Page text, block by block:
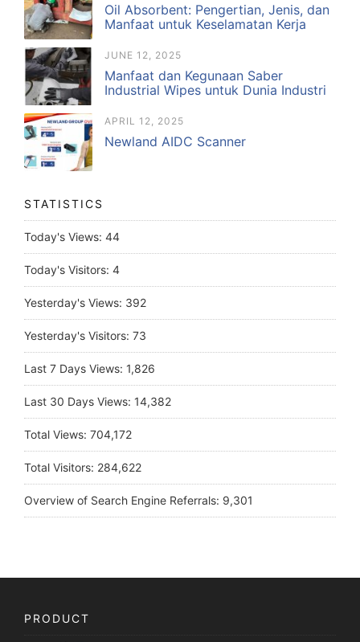
Oil Absorbent: Pengertian, Jenis, dan
Manfaat untuk Keselamatan Kerja
JUNE 12, 2025
Manfaat dan Kegunaan Saber
Industrial Wipes untuk Dunia Industri
APRIL 12, 2025
Newland AIDC Scanner
STATISTICS
Today's Views: 44
Today's Visitors: 4
Yesterday's Views: 392
Yesterday's Visitors: 73
Last 7 Days Views: 1,826
Last 30 Days Views: 14,382
Total Views: 704,172
Total Visitors: 284,622
Overview of Search Engine Referrals: 9,301
PRODUCT